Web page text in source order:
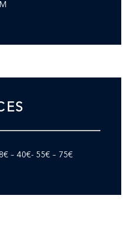
– 40€- 55€ – 75€